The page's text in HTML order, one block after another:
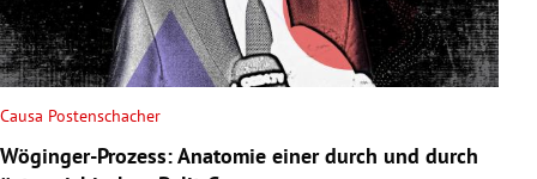
Causa Postenschacher
Wöginger-Prozess: Anatomie einer durch und durch